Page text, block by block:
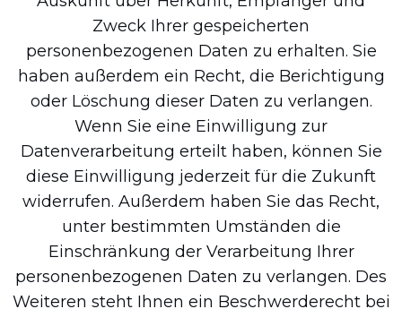
Zweck Ihrer gespeicherten
personenbezogenen Daten zu erhalten. Sie
haben außerdem ein Recht, die Berichtigung
oder Löschung dieser Daten zu verlangen.
Wenn Sie eine Einwilligung zur
Datenverarbeitung erteilt haben, können Sie
diese Einwilligung jederzeit für die Zukunft
widerrufen. Außerdem haben Sie das Recht,
unter bestimmten Umständen die
Einschränkung der Verarbeitung Ihrer
personenbezogenen Daten zu verlangen. Des
Weiteren steht Ihnen ein Beschwerderecht bei